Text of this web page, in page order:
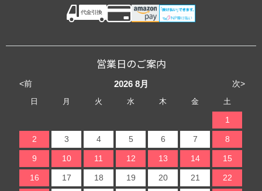
営業日のご案内
<前 次>
2026 8月
日 月 火 水 木 金 土
1
2 3 4 5 6 7 8
9 10 11 12 13 14 15
16 17 18 19 20 21 22